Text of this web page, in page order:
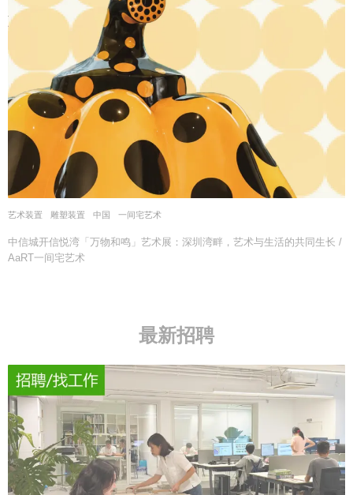
艺术装置 ,雕塑装置 中国 一间宅艺术
中信城开信悦湾「万物和鸣」艺术展：深圳湾畔，艺术与生活的共同生长 /
AaRT一间宅艺术
最新招聘